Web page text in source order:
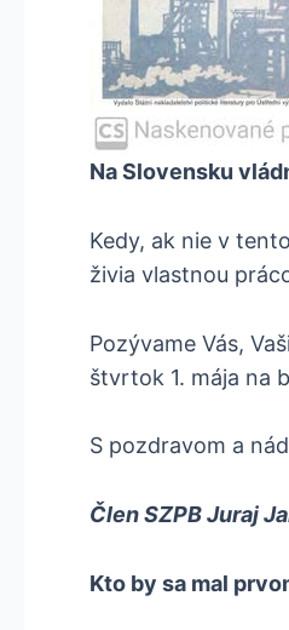
Na Slovensku
Kedy, ak nie v
živia vlastnou
Pozývame Vás,
štvrtok 1. mája na
S pozdravom a
Člen SZPB Juraj
Kto by sa mal